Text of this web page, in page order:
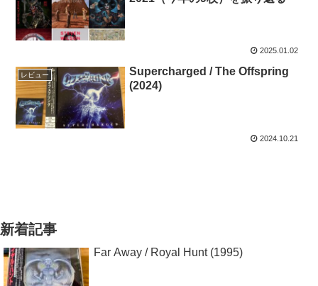
2025.01.02
レビュー
Supercharged / The Offspring
(2024)
2024.10.21
新着記事
Far Away / Royal Hunt (1995)